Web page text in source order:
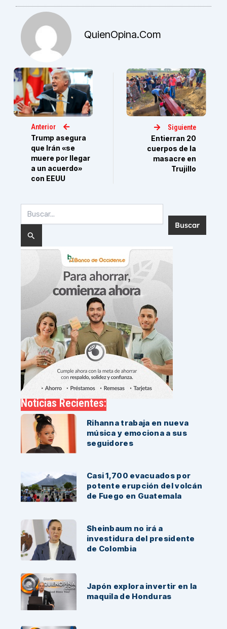
QuienOpina.com
Anterior
Trump asegura
que Irán «se
muere por llegar
a un acuerdo»
con EEUU
Siguiente
Entierran 20
cuerpos de la
masacre en
Trujillo
por:
Noticias Recientes:
Rihanna trabaja en nueva
música y emociona a sus
seguidores
Casi 1,700 evacuados por
potente erupción del volcán
de Fuego en Guatemala
Sheinbaum no irá a
investidura del presidente
de Colombia
Japón explora invertir en la
maquila de Honduras